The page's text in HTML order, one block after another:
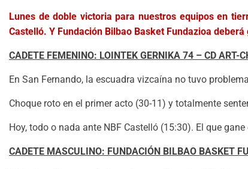
Lunes de doble victoria para nuestros equipos en
Castelló. Y Fundación Bilbao Basket Fundazioa
CADETE FEMENINO: LOINTEK GERNIKA 74 – CD ART-
En San Fernando, la escuadra vizcaína no tuvo
Choque roto en el primer acto (30-11) y totalmente
Hoy, todo o nada ante NBF Castelló (15:30). El que
CADETE MASCULINO: FUNDACIÓN BILBAO BASKET